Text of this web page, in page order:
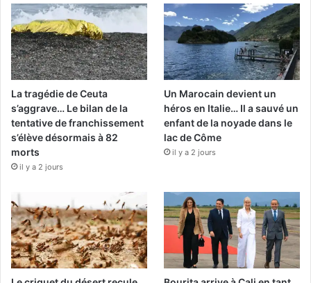
La tragédie de Ceuta
s’aggrave… Le bilan de la
tentative de franchissement
s’élève désormais à 82
morts
il y a 2 jours
Un Marocain devient un
héros en Italie… Il a sauvé un
enfant de la noyade dans le
lac de Côme
il y a 2 jours